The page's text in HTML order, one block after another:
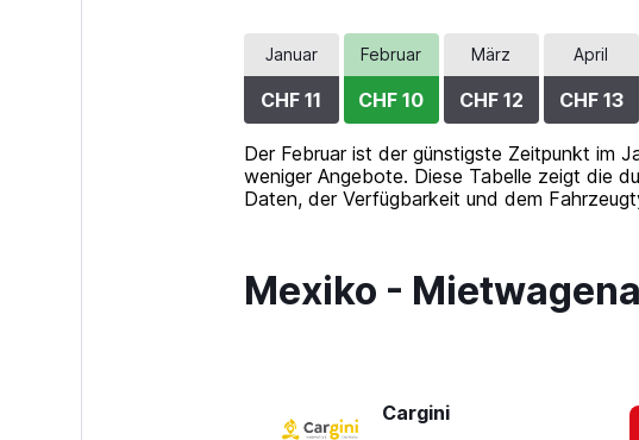
Januar
CHF 11
Februar
CHF 10
März
CHF 12
April
CHF 13
Der Februar ist der günstigste Zeitpunkt im
weniger Angebote. Diese Tabelle zeigt die
Daten, der Verfügbarkeit und dem
Mexiko -
Cargini